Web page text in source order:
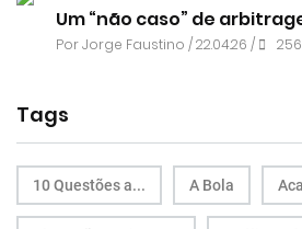
Um “não caso” de
PorJorge Faustino / 22.04.26 / 256
Tags
10 Questões a... A Bola